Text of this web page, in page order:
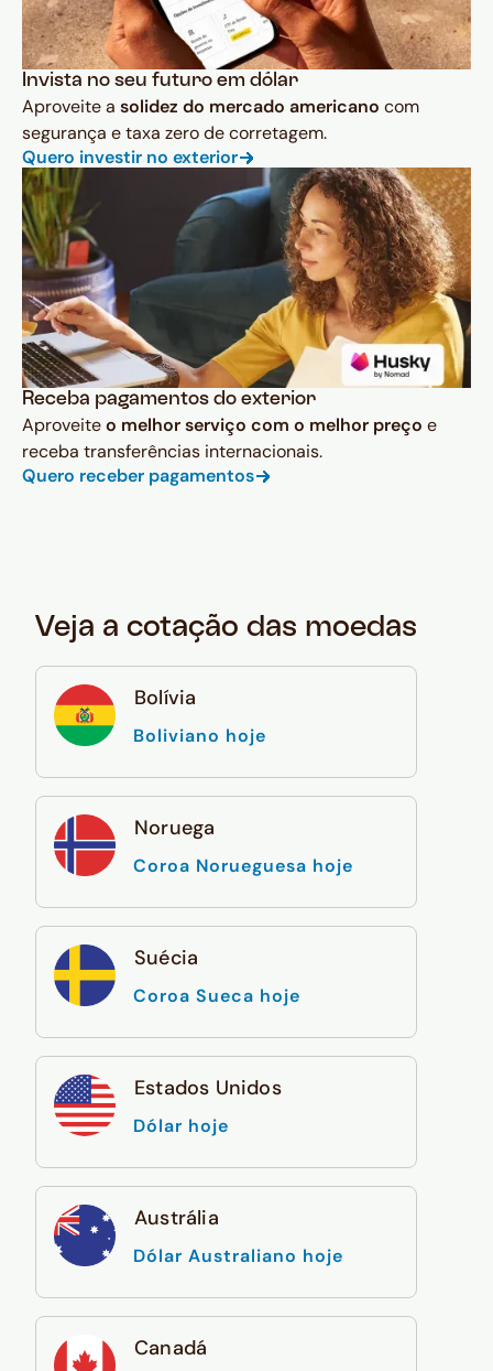
Invista no seu futuro em dólar
Aproveite a solidez do mercado americano com
segurança e taxa zero de corretagem.
Quero investir no exterior
Receba pagamentos do exterior
Aproveiteo melhor serviço com o melhor preço e
receba transferências internacionais.
Quero receber pagamentos
Veja a cotação das moedas
Bolívia
Boliviano hoje
Noruega
Coroa Norueguesa hoje
Suécia
Coroa Sueca hoje
Estados Unidos
Dólar hoje
Austrália
Dólar Australiano hoje
Canadá